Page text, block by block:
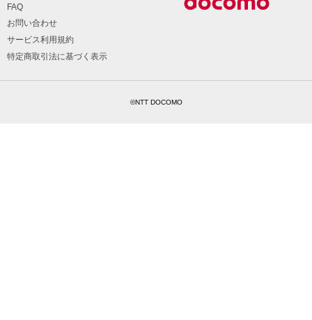
FAQ
お問い合わせ
サービス利用規約
特定商取引法に基づく表示
©NTT DOCOMO